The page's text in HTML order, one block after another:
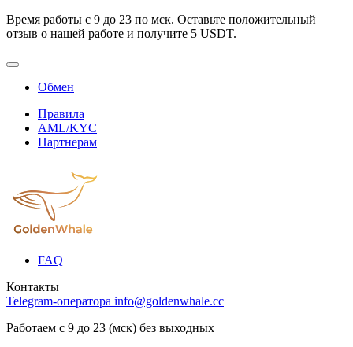
Время работы с 9 до 23 по мск. Оставьте положительный
отзыв о нашей работе и получите 5 USDT.
Обмен
Правила
AML/KYC
Партнерам
FAQ
Контакты
Telegram-оператора info@goldenwhale.cc
Работаем с 9 до 23 (мск) без выходных